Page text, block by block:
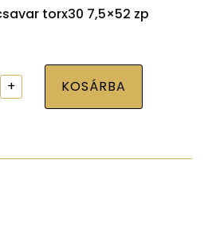
torx30 7,5×52 zp
+ KOSÁRBA